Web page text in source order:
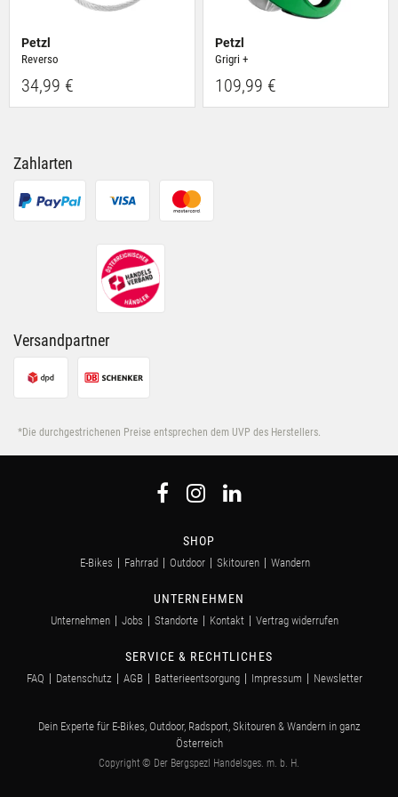
Petzl
Reverso
34,99 €
Petzl
Grigri +
109,99 €
Zahlarten
Versandpartner
*Die durchgestrichenen Preise entsprechen dem UVP des Herstellers.
SHOP
E-Bikes Fahrrad Outdoor Skitouren Wandern
UNTERNEHMEN
Unternehmen Jobs Standorte Kontakt Vertrag widerrufen
SERVICE & RECHTLICHES
FAQ Datenschutz AGB Batterieentsorgung Impressum Newsletter
Dein Experte für E-Bikes, Outdoor, Radsport, Skitouren & Wandern in ganz
Österreich
Copyright © Der Bergspezl Handelsges. m. b. H.